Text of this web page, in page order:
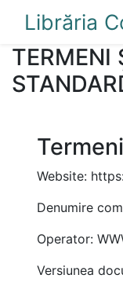
Librăria
TERMENI
Website:
Denumire
Operator:
Versiunea